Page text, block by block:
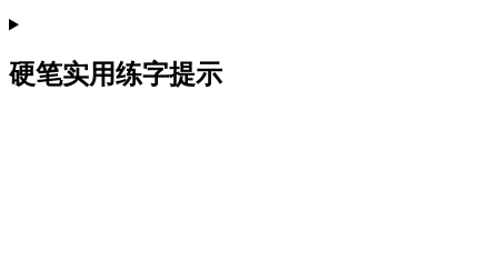
硬笔实用练字提示